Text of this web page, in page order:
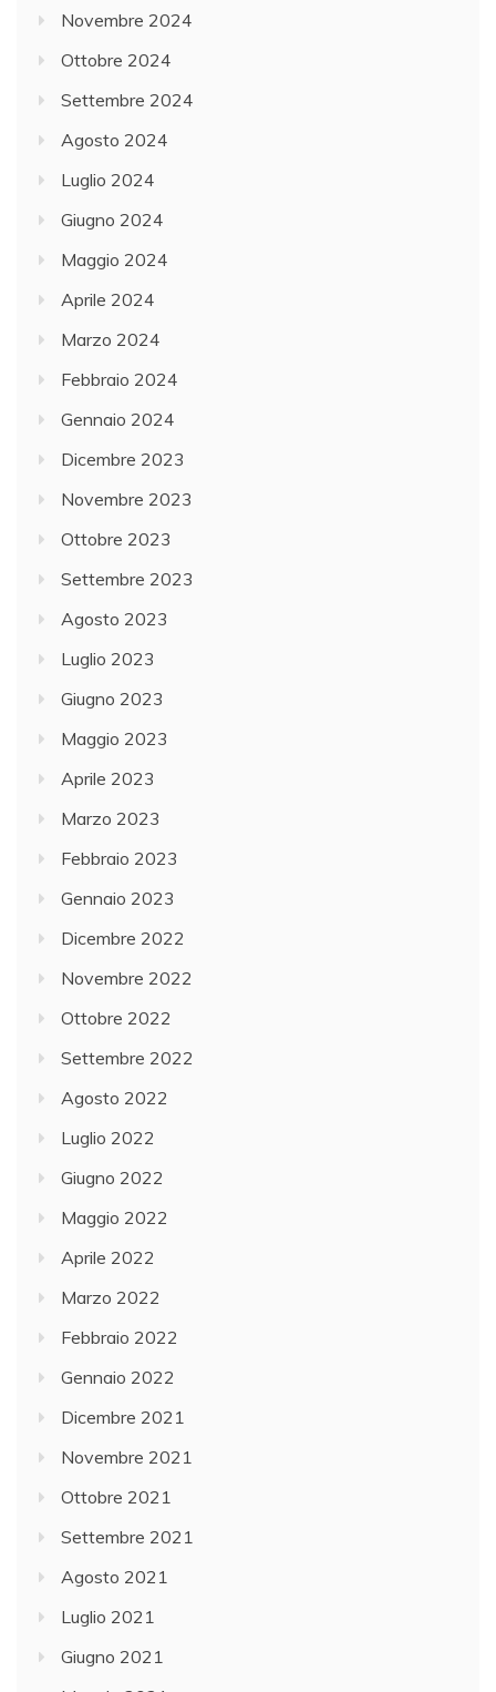
Novembre 2024
Ottobre 2024
Settembre 2024
Agosto 2024
Luglio 2024
Giugno 2024
Maggio 2024
Aprile 2024
Marzo 2024
Febbraio 2024
Gennaio 2024
Dicembre 2023
Novembre 2023
Ottobre 2023
Settembre 2023
Agosto 2023
Luglio 2023
Giugno 2023
Maggio 2023
Aprile 2023
Marzo 2023
Febbraio 2023
Gennaio 2023
Dicembre 2022
Novembre 2022
Ottobre 2022
Settembre 2022
Agosto 2022
Luglio 2022
Giugno 2022
Maggio 2022
Aprile 2022
Marzo 2022
Febbraio 2022
Gennaio 2022
Dicembre 2021
Novembre 2021
Ottobre 2021
Settembre 2021
Agosto 2021
Luglio 2021
Giugno 2021